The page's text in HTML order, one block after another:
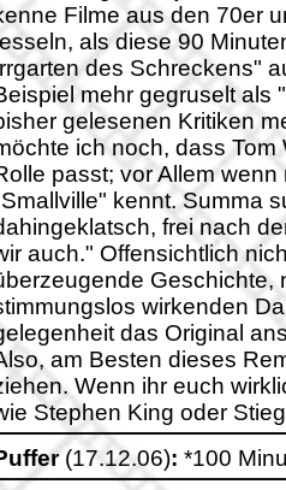
Filme aus den 70er
als diese 90
des Schreckens"
mehr gegruselt als
gelesenen Kritiken
ich noch, dass
passt; vor Allem
kennt. Summa
frei nach
auch." Offensichtlich
Geschichte,
wirkenden
das Original
am Besten dieses
Wenn ihr euch
Stephen King oder
(17.12.06): *100